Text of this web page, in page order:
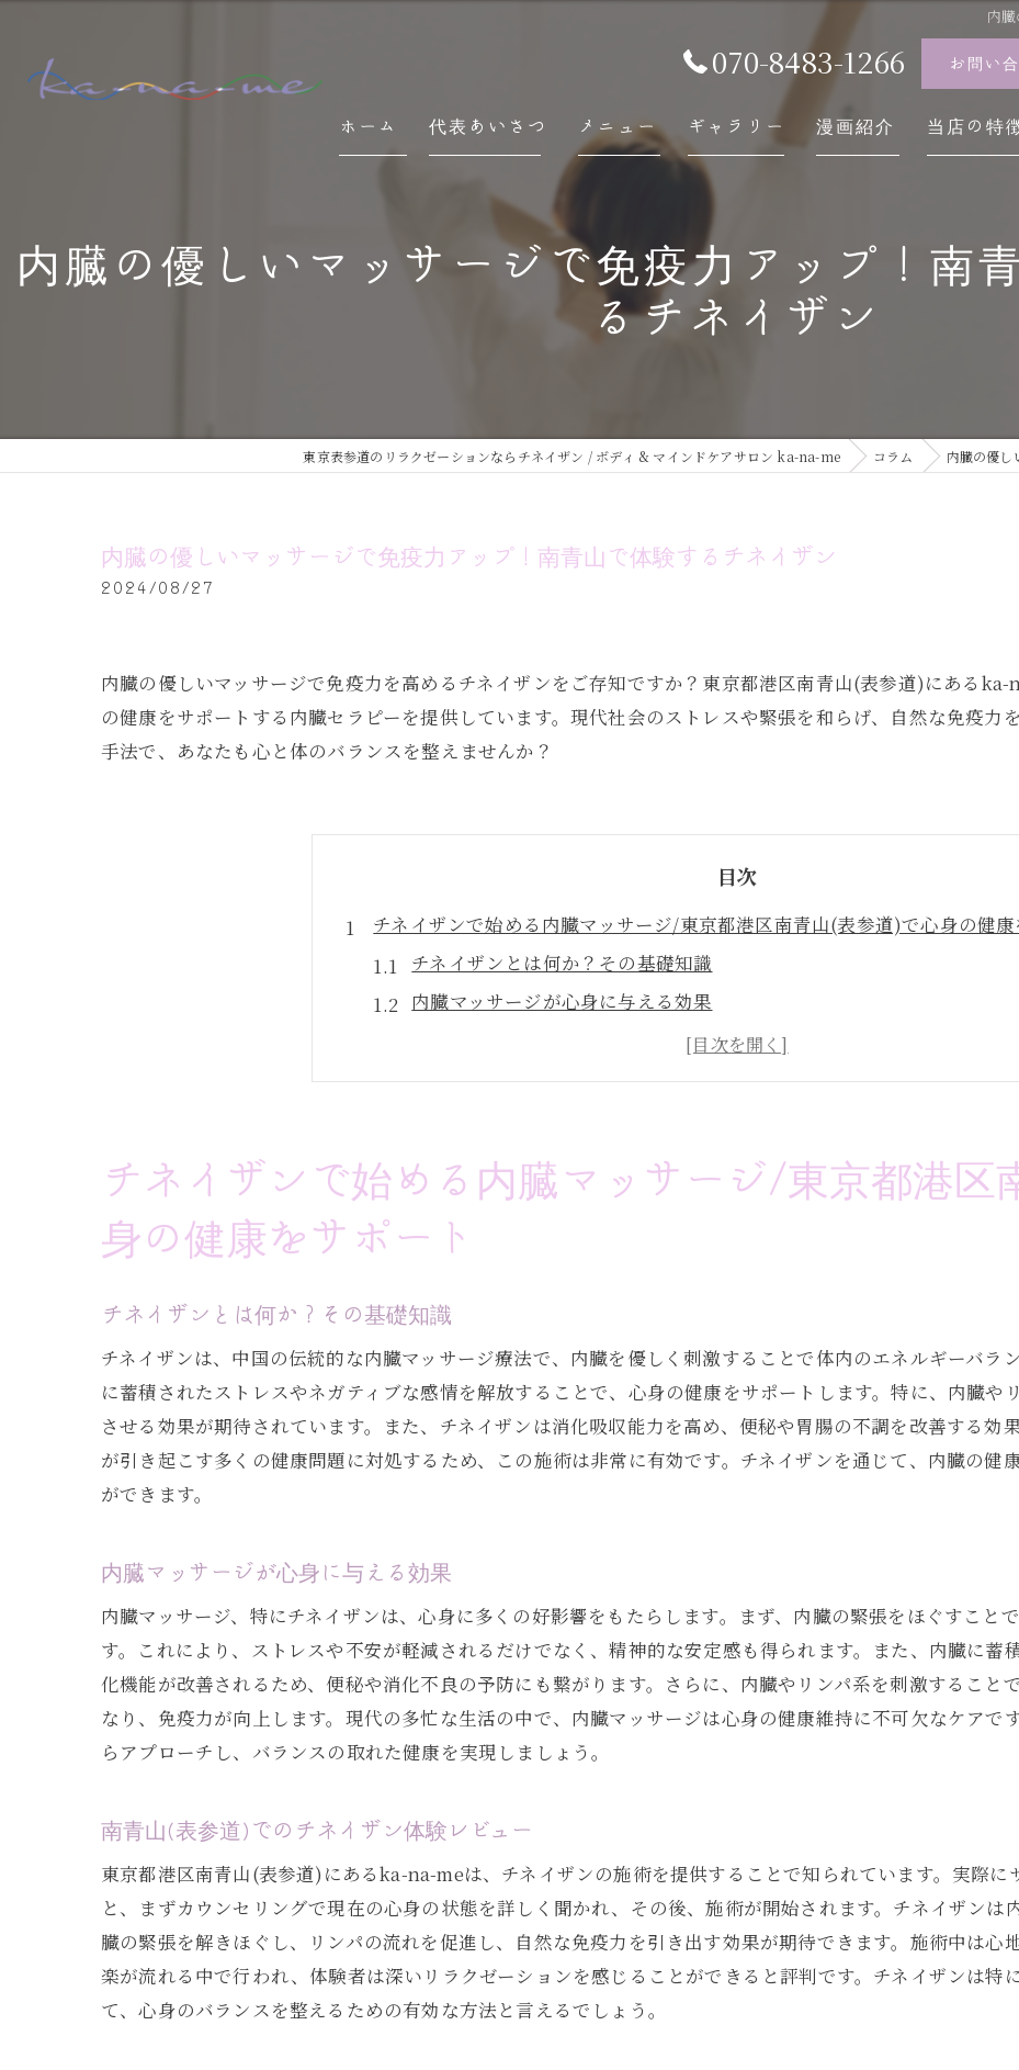
内
070-8483-1266 お問い
ホーム 代表あいさつ メニュー ギャラリー 漫画紹介 当店の特
自律神経
内臓の優しいマッサージで免疫力アップ！南
るチネイザン
東京表参道のリラクゼーションならチネイザン / ボディ & マインドケアサロン ka-na-me コラム 内臓の優し
内臓の優しいマッサージで免疫力アップ！南青山で体験するチネイザン
2024/08/27
内臓の優しいマッサージで免疫力を高めるチネイザンをご存知ですか？東京都港区南青山(表参道)にある
の健康をサポートする内臓セラピーを提供しています。現代社会のストレスや緊張を和らげ、自然な免疫力
手法で、あなたも心と体のバランスを整えませんか？
目次
チネイザンで始める内臓マッサージ/東京都港区南青山(表参道)で心身の健康
チネイザンとは何か？その基礎知識
内臓マッサージが心身に与える効果
南青山(表参道)でのチネイザン体験レビュー
チネイザンの歴史と発展
心地よい空間でのチネイザン体験
東京都港区南青山(表参道)で体験するチネイザン/脾臓とリンパを刺激して
脾臓の役割とチネイザンによる効果
免疫力向上のメカニズム
実際のチネイザン施術の流れ
南青山(表参道)での実際の施術例
利用者の声：免疫力がアップした体験談
心身のバランスを整えるチネイザン/東京都南青山(表参道)で実感する内臓
ka-na-meの施術者インタビュー
チネイザンで得られる心身のリラクゼーション
バランスが整うまでの過程
効果を最大化するためのアドバイス
現代社会のストレスを解消/チネイザンで自然な免疫力を引き出す方法
現代人が抱えるストレスの原因
免疫力とストレスの関係性
ka-na-meでのストレス解消法
自然な免疫力を引き出すためのポイント
日常生活で取り入れたいチネイザンの知識
南青山(表参道)でのチネイザン体験/脾臓のケアとリンパの流れを改善する内
チネイザンで始める内臓マッサージ/東京都港
身の健康をサポート
チネイザンとは何か？その基礎知識
チネイザンは、中国の伝統的な内臓マッサージ療法で、内臓を優しく刺激することで体内のエネルギーバラ
に蓄積されたストレスやネガティブな感情を解放することで、心身の健康をサポートします。特に、内臓や
させる効果が期待されています。また、チネイザンは消化吸収能力を高め、便秘や胃腸の不調を改善する効
が引き起こす多くの健康問題に対処するため、この施術は非常に有効です。チネイザンを通じて、内臓の健
ができます。
内臓マッサージが心身に与える効果
内臓マッサージ、特にチネイザンは、心身に多くの好影響をもたらします。まず、内臓の緊張をほぐすこと
す。これにより、ストレスや不安が軽減されるだけでなく、精神的な安定感も得られます。また、内臓に蓄
化機能が改善されるため、便秘や消化不良の予防にも繋がります。さらに、内臓やリンパ系を刺激すること
なり、免疫力が向上します。現代の多忙な生活の中で、内臓マッサージは心身の健康維持に不可欠なケアで
らアプローチし、バランスの取れた健康を実現しましょう。
南青山(表参道)でのチネイザン体験レビュー
東京都港区南青山(表参道)にあるka-na-meは、チネイザンの施術を提供することで知られています。実際に
と、まずカウンセリングで現在の心身の状態を詳しく聞かれ、その後、施術が開始されます。チネイザンは
臓の緊張を解きほぐし、リンパの流れを促進し、自然な免疫力を引き出す効果が期待できます。施術中は心
楽が流れる中で行われ、体験者は深いリラクゼーションを感じることができると評判です。チネイザンは特
て、心身のバランスを整えるための有効な方法と言えるでしょう。